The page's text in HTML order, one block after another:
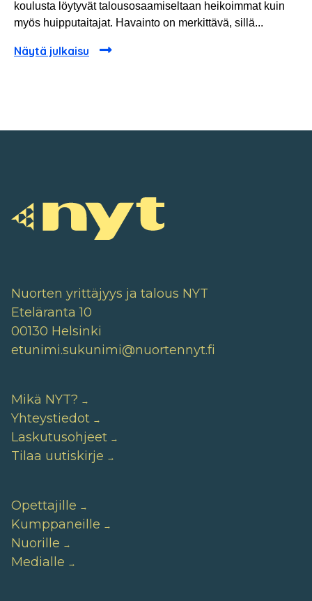
koulusta löytyvät talousosaamiseltaan heikoimmat kuin
myös huipputaitajat. Havainto on merkittävä, sillä...
Näytä julkaisu
Nuorten yrittäjyys ja talous NYT
Eteläranta 10
00130 Helsinki
etunimi.sukunimi@nuortennyt.fi
Mikä NYT?
Yhteystiedot
Laskutusohjeet
Tilaa uutiskirje
Opettajille
Kumppaneille
Nuorille
Medialle